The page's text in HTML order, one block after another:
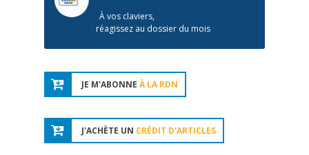
À vos claviers,
réagissez au dossier du mois
JE M'ABONNE À LA RDN
J'ACHÈTE UN CRÉDIT D'ARTICLES